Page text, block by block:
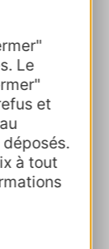
Le
et
à tout
les
chacun.
!
le jeu